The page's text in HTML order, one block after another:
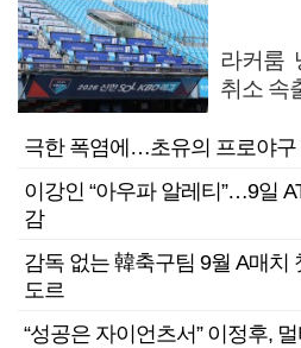
라커룸
취소 속
극한 폭염에…초유의 프로야구
이강인 “아우파 알레티”…9일
감
감독 없는 韓축구팀 9월 A매치
도르
“성공은 자이언츠서” 이정후,